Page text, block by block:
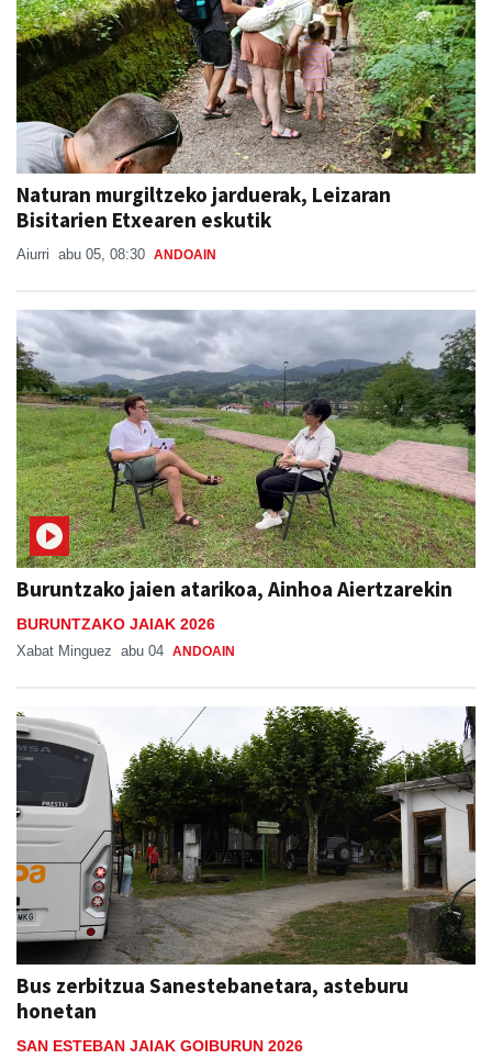
Naturan murgiltzeko jarduerak, Leizaran
Bisitarien Etxearen eskutik
Aiurri abu 05, 08:30 ANDOAIN
Buruntzako jaien atarikoa, Ainhoa Aiertzarekin
BURUNTZAKO JAIAK 2026
Xabat Minguez abu 04 ANDOAIN
Bus zerbitzua Sanestebanetara, asteburu
honetan
SAN ESTEBAN JAIAK GOIBURUN 2026